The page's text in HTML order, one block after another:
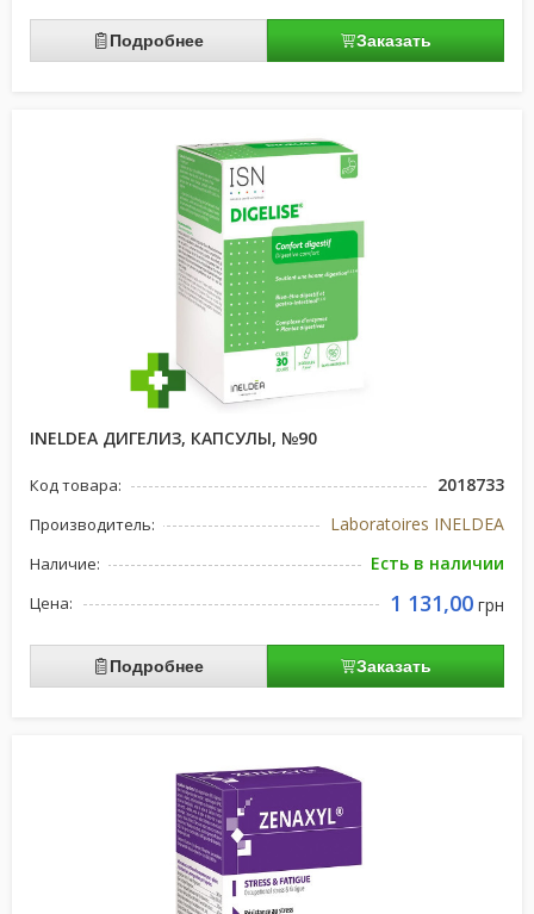
Подробнее Заказать
INELDEA ДИГЕЛИЗ, КАПСУЛЫ, №90
Код товара: 2018733
Производитель: Laboratoires INELDEA
Наличие: Есть в наличии
Цена: 1 131,00 грн
Подробнее Заказать